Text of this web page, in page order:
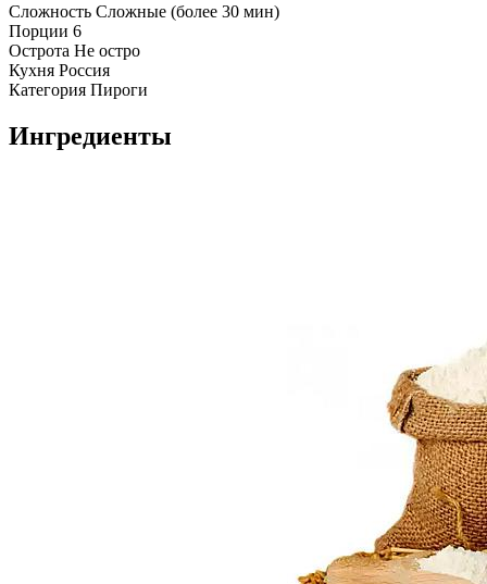
Сложность Сложные (более 30 мин)
Порции 6
Острота Не остро
Кухня Россия
Категория Пироги
Ингредиенты